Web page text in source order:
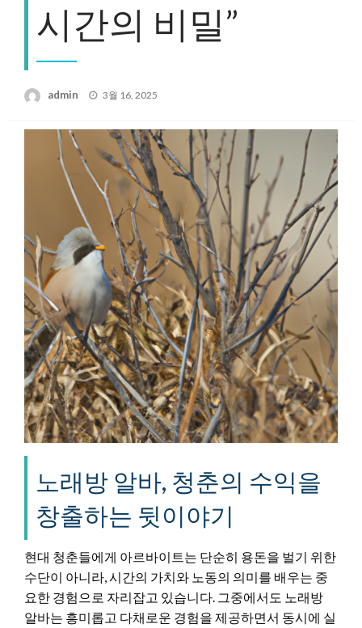
시간의 비밀”
admin
Posted
3월 16, 2025
노래방 알바, 청춘의 수익을
창출하는 뒷이야기
현대 청춘들에게 아르바이트는 단순히 용돈을 벌기 위한
수단이 아니라, 시간의 가치와 노동의 의미를 배우는 중
요한 경험으로 자리잡고 있습니다. 그중에서도 노래방
알바는 흥미롭고 다채로운 경험을 제공하면서 동시에 실